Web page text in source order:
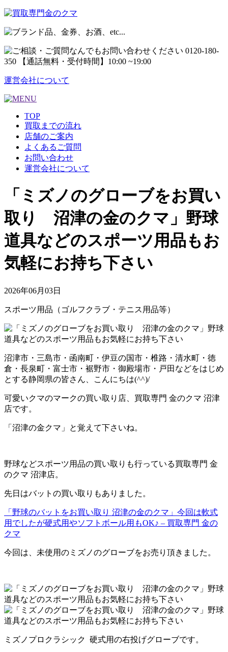
運営会社について
TOP
買取までの流れ
店舗のご案内
よくあるご質問
お問い合わせ
運営会社について
「ミズノのグローブをお買い
取り 沼津の金のクマ」野球
道具などのスポーツ用品もお
気軽にお持ち下さい
2026年06月03日
スポーツ用品（ゴルフクラブ・テニス用品等）
沼津市・三島市・函南町・伊豆の国市・椎路・清水町・徳
倉・長泉町・富士市・裾野市・御殿場市・戸田などをはじめ
とする静岡県の皆さん、こんにちは(^^)/
可愛いクマのマークの買い取り店、買取専門 金のクマ 沼津
店です。
「沼津の金クマ」と覚えて下さいね。
野球などスポーツ用品の買い取りも行っている買取専門 金
のクマ 沼津店。
先日はバットの買い取りもありました。
「野球のバットをお買い取り 沼津の金のクマ」今回は軟式
用でしたが硬式用やソフトボール用もOK♪ – 買取専門 金の
クマ
今回は、未使用のミズノのグローブをお売り頂きました。
ミズノプロクラシック 硬式用の右投げグローブです。